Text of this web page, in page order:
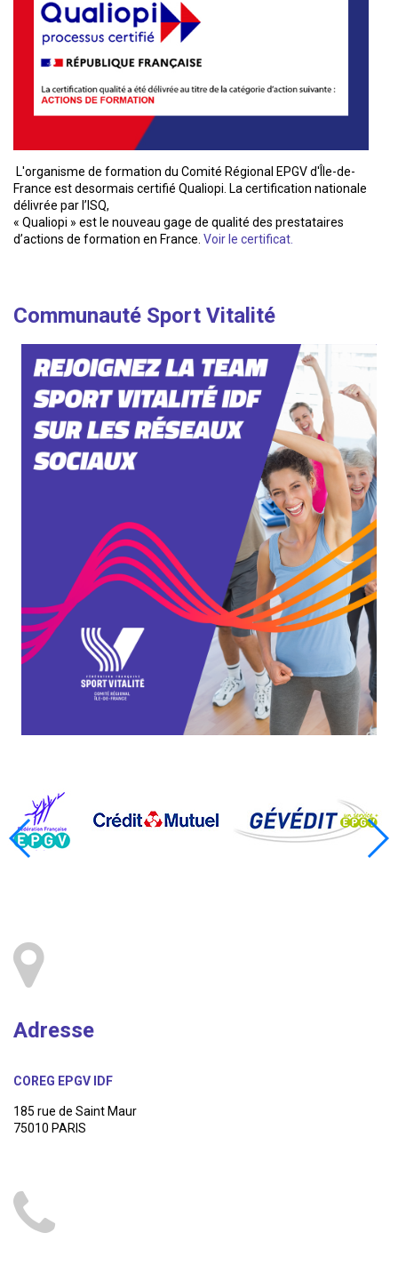
L'organisme de formation du Comité Régional EPGV d'Île-de-
France est desormais certifié Qualiopi. La certification nationale
délivrée par l’ISQ,
« Qualiopi » est le nouveau gage de qualité des prestataires
d’actions de formation en France. Voir le certificat.
Communauté Sport Vitalité
Adresse
COREG EPGV IDF
185 rue de Saint Maur
75010 PARIS